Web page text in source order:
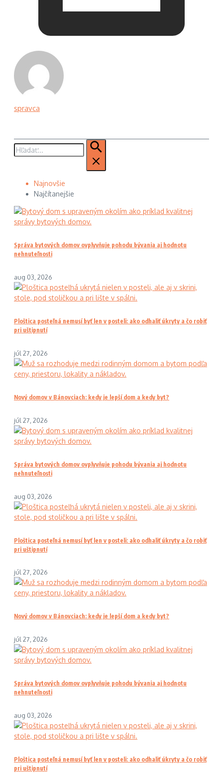
spravca
Hľadať:
Najnovšie
Najčítanejšie
Správa bytových domov ovplyvňuje pohodu bývania aj hodnotu
nehnuteľnosti
aug 03, 2026
Ploštica posteľná nemusí byť len v posteli: ako odhaliť úkryty a čo robiť
pri uštipnutí
júl 27, 2026
Nový domov v Bánovciach: kedy je lepší dom a kedy byt?
júl 27, 2026
Správa bytových domov ovplyvňuje pohodu bývania aj hodnotu
nehnuteľnosti
aug 03, 2026
Ploštica posteľná nemusí byť len v posteli: ako odhaliť úkryty a čo robiť
pri uštipnutí
júl 27, 2026
Nový domov v Bánovciach: kedy je lepší dom a kedy byt?
júl 27, 2026
Správa bytových domov ovplyvňuje pohodu bývania aj hodnotu
nehnuteľnosti
aug 03, 2026
Ploštica posteľná nemusí byť len v posteli: ako odhaliť úkryty a čo robiť
pri uštipnutí